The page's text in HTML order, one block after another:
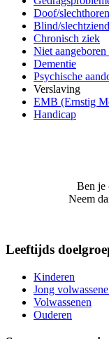
Doof/
Blind/slechtziend
Chronisch ziek
Niet
Dementie
Psychische
Verslaving
EMB (Ernstig
Handicap
Ben je
Neem
Leeftijds
Kinderen
Jong
Volwassenen
Ouderen